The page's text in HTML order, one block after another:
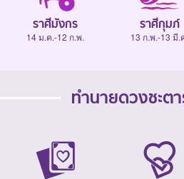
ราศีมังกร
14 ม.ค.-12 ก.พ.
ราศีกุมภ์
13 ก.พ.-13 มี.
ทำนายดวงชะต